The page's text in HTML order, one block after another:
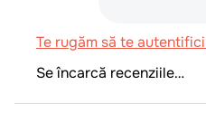
Te rugăm să te
Se încarcă recenziile…